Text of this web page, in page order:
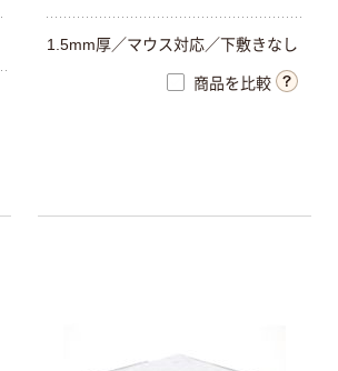
1.5mm厚／マウス対応／下敷きなし
商品を比較